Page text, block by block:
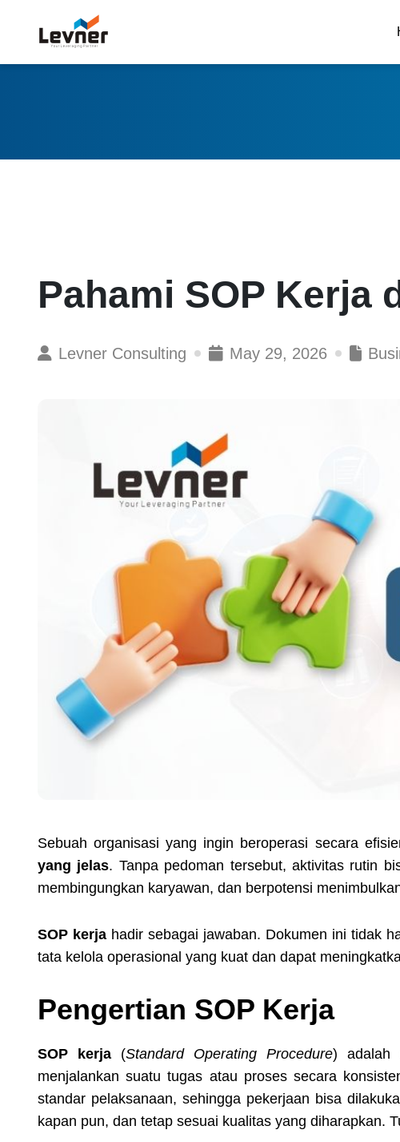
Pahami SOP Kerja
Levner Consulting May 29, 2026
Sebuah organisasi yang ingin beroperasi secara
yang jelas. Tanpa pedoman tersebut, aktivitas rutin
membingungkan karyawan, dan berpotensi
SOP kerjahadir sebagai jawaban. Dokumen ini tidak
tata kelola operasional yang kuat dan dapat
Pengertian SOP Kerja
SOP kerja(Standard Operating Procedure) adalah
menjalankan suatu tugas atau proses secara
standar pelaksanaan, sehingga pekerjaan bisa
kapan pun, dan tetap sesuai kualitas yang diharapkan.